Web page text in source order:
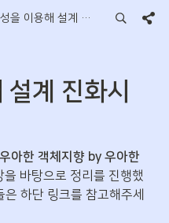
의존성을 이용해 설계 진화시키기
계 진화시
아한 객체지향 by 우아한
을 바탕으로 정리를 진행했
하단 링크를 참고해주세